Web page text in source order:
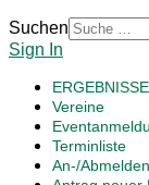
Suchen
Sign In
ERGEBNISSE
Vereine
Terminliste
An-/Abmelden